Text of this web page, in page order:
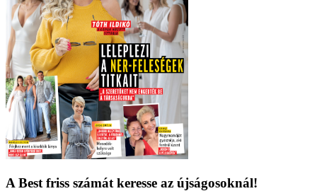
A Best friss számát keresse az újságosoknál!